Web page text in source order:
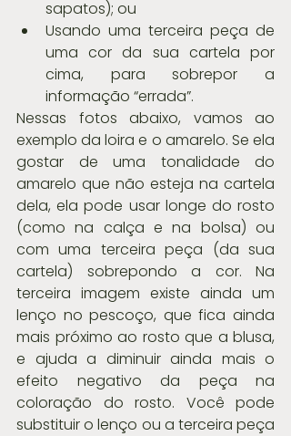
sapatos); ou
Usando uma terceira peça de
uma cor da sua cartela por
cima, para sobrepor a
informação “errada”.
Nessas fotos abaixo, vamos ao
exemplo da loira e o amarelo. Se ela
gostar de uma tonalidade do
amarelo que não esteja na cartela
dela, ela pode usar longe do rosto
(como na calça e na bolsa) ou
com uma terceira peça (da sua
cartela) sobrepondo a cor. Na
terceira imagem existe ainda um
lenço no pescoço, que fica ainda
mais próximo ao rosto que a blusa,
e ajuda a diminuir ainda mais o
efeito negativo da peça na
coloração do rosto. Você pode
substituir o lenço ou a terceira peça